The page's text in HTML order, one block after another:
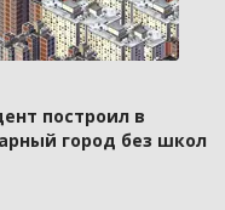
построил в
город без школ